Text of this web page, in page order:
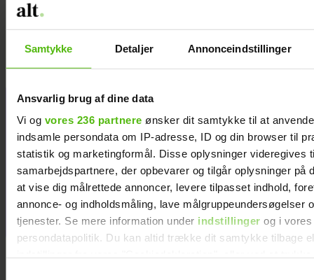
Samtykke Detaljer Annonceindstillinger
Ansvarlig brug af dine data
Vi og vores 236 partnere ønsker dit samtykke til at
indsamle persondata om IP-adresse, ID og din browser til
statistik og marketingformål. Disse oplysninger videregives
samarbejdspartnere, der opbevarer og tilgår oplysninger på
at vise dig målrettede annoncer, levere tilpasset indhold,
annonce- og indholdsmåling, lave målgruppeundersøgelser
tjenester. Se mere information under indstillinger og i vores
persondatapolitik. Du kan altid trække dit samtykke tilbage
Efter længere pause: Nu vender Rolf
Sørensen tilbage i kommentatorboksen
54 kilo – og
holder vægten:
’I dag ved jeg,
hvorfor jeg blev
så overvægtig’